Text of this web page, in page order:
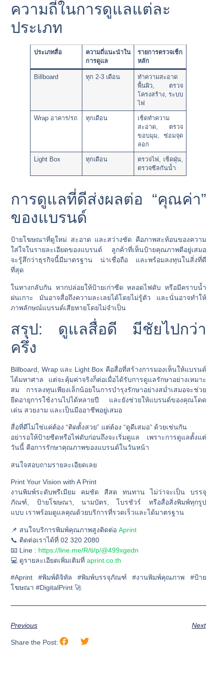
ความถี่ในการดูแลแต่ละ
ประเภท
ประเภทสื่อ
ความถี่แนะนำใน
การดูแล
รายการตรวจเช็ก
หลัก
Billboard ทุก 2-3 เดือน
ทำความสะอาด
พื้นผิว, ตรวจ
โครงสร้าง, ระบบ
ไฟ
Wrap อาคาร/รถ ทุกเดือน
เช็ดทำความ
สะอาด, ตรวจ
ขอบมุม, ซ่อมจุด
ลอก
Light Box ทุกเดือน
ตรวจไฟ, เช็ดฝุ่น,
ตรวจซีลกันน้ำ
การดูแลที่ดีส่งผลต่อ “คุณค่า”
ของแบรนด์
ป้ายโฆษณาที่ดูใหม่ สะอาด และสว่างชัด คือภาพสะท้อนของความ
ใส่ใจในรายละเอียดของแบรนด์ ลูกค้าที่เห็นป้ายคุณภาพดีอยู่เสมอ
จะรู้สึกว่าธุรกิจนี้มีมาตรฐาน น่าเชื่อถือ และพร้อมลงทุนในสิ่งที่ดี
ที่สุด
ในทางกลับกัน หากปล่อยให้ป้ายเก่าซีด หลอดไฟดับ หรือมีคราบน้ำ
ฝนเกาะ มันอาจสื่อถึงความละเลยได้โดยไม่รู้ตัว และนั่นอาจทำให้
ภาพลักษณ์แบรนด์เสียหายโดยไม่จำเป็น
สรุป: ดูแลสื่อดี มีชัยไปกว่า
ครึ่ง
Billboard, Wrap และ Light Box คือสื่อที่สร้างการมองเห็นให้แบรนด์
ได้มหาศาล แต่จะคุ้มค่าจริงก็ต่อเมื่อได้รับการดูแลรักษาอย่างเหมาะ
สม การลงทุนเพียงเล็กน้อยในการบำรุงรักษาอย่างสม่ำเสมอจะช่วย
ยืดอายุการใช้งานไปได้หลายปี และยังช่วยให้แบรนด์ของคุณโดด
เด่น สวยงาม และเป็นมืออาชีพอยู่เสมอ
สื่อที่ดีไม่ใช่แค่ต้อง “ติดตั้งสวย” แต่ต้อง “ดูดีเสมอ” ด้วยเช่นกัน
อย่ารอให้ป้ายซีดหรือไฟดับก่อนถึงจะเริ่มดูแล เพราะการดูแลตั้งแต่
วันนี้ คือการรักษาคุณภาพของแบรนด์ในวันหน้า
สนใจสอบถามรายละเอียดเลย
Print Your Vision with A Print
งานพิมพ์ระดับพรีเมียม คมชัด สีสด ทนทานไม่ว่าจะเป็น บรรจุ
ภัณฑ์, ป้ายโฆษณา, นามบัตร, โบรชัวร์ หรือสื่อสิ่งพิมพ์ทุกรูป
แบบ เราพร้อมดูแลคุณด้วยบริการที่รวดเร็วและได้มาตรฐาน
📌 สนใจบริการพิมพ์คุณภาพสูงติดต่อAprint
📞 ติดต่อเราได้ที่ 02 320 2080
📧 Line : https://line.me/R/ti/p/@499xgedn
💻 ดูรายละเอียดเพิ่มเติมที่aprint.co.th
#Aprint #พิมพ์ดิจิทัล #พิมพ์บรรจุภัณฑ์ #งานพิมพ์คุณภาพ #ป้าย
โฆษณา #DigitalPrint 🚀
Previous Next
Share the Post: